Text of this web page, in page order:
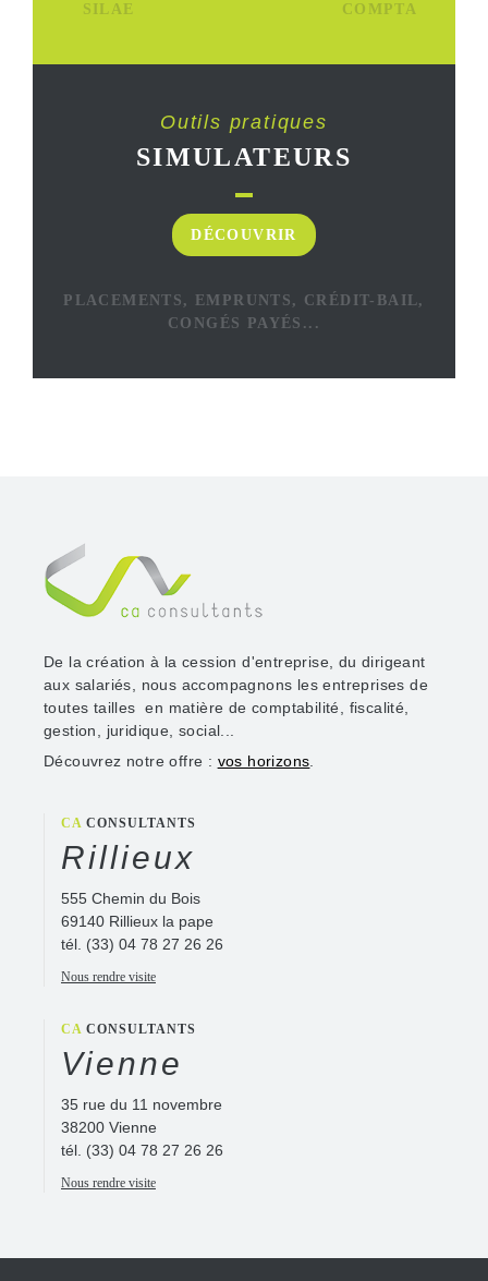
SILAE
COMPTA
Outils pratiques
SIMULATEURS
DÉCOUVRIR
PLACEMENTS, EMPRUNTS, CRÉDIT-BAIL,
CONGÉS PAYÉS...
De la création à la cession d'entreprise, du dirigeant
aux salariés, nous accompagnons les entreprises de
toutes tailles en matière de comptabilité, fiscalité,
gestion, juridique, social...
Découvrez notre offre : vos horizons.
CACONSULTANTS
Rillieux
555 Chemin du Bois
69140 Rillieux la pape
tél. (33) 04 78 27 26 26
Nous rendre visite
CACONSULTANTS
Vienne
35 rue du 11 novembre
38200 Vienne
tél. (33) 04 78 27 26 26
Nous rendre visite